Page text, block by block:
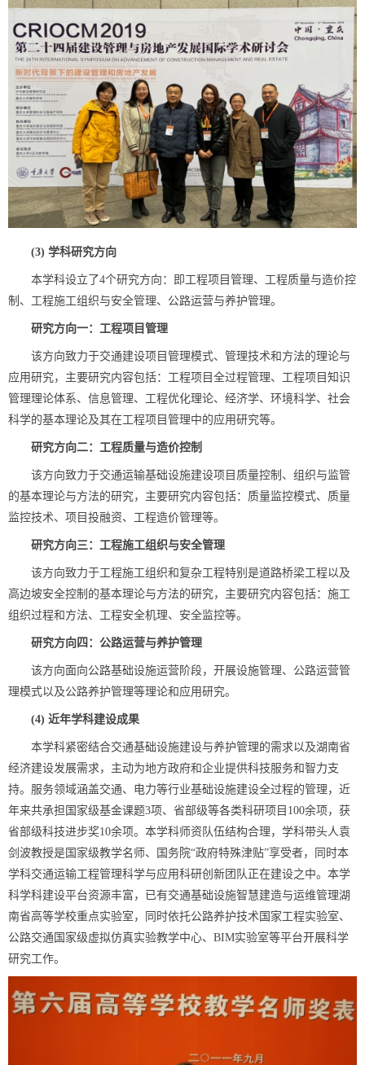
(3) 学科研究方向
本学科设立了4个研究方向：即工程项目管理、工程质量与造价控
制、工程施工组织与安全管理、公路运营与养护管理。
研究方向一：工程项目管理
该方向致力于交通建设项目管理模式、管理技术和方法的理论与
应用研究，主要研究内容包括：工程项目全过程管理、工程项目知识
管理理论体系、信息管理、工程优化理论、经济学、环境科学、社会
科学的基本理论及其在工程项目管理中的应用研究等。
研究方向二：工程质量与造价控制
该方向致力于交通运输基础设施建设项目质量控制、组织与监管
的基本理论与方法的研究，主要研究内容包括：质量监控模式、质量
监控技术、项目投融资、工程造价管理等。
研究方向三：工程施工组织与安全管理
该方向致力于工程施工组织和复杂工程特别是道路桥梁工程以及
高边坡安全控制的基本理论与方法的研究，主要研究内容包括：施工
组织过程和方法、工程安全机理、安全监控等。
研究方向四：公路运营与养护管理
该方向面向公路基础设施运营阶段，开展设施管理、公路运营管
理模式以及公路养护管理等理论和应用研究。
(4) 近年学科建设成果
本学科紧密结合交通基础设施建设与养护管理的需求以及湖南省
经济建设发展需求，主动为地方政府和企业提供科技服务和智力支
持。服务领域涵盖交通、电力等行业基础设施建设全过程的管理，近
年来共承担国家级基金课题3项、省部级等各类科研项目100余项，获
省部级科技进步奖10余项。本学科师资队伍结构合理，学科带头人袁
剑波教授是国家级教学名师、国务院“政府特殊津贴”享受者，同时本
学科交通运输工程管理科学与应用科研创新团队正在建设之中。本学
科学科建设平台资源丰富，已有交通基础设施智慧建造与运维管理湖
南省高等学校重点实验室，同时依托公路养护技术国家工程实验室、
公路交通国家级虚拟仿真实验教学中心、BIM实验室等平台开展科学
研究工作。